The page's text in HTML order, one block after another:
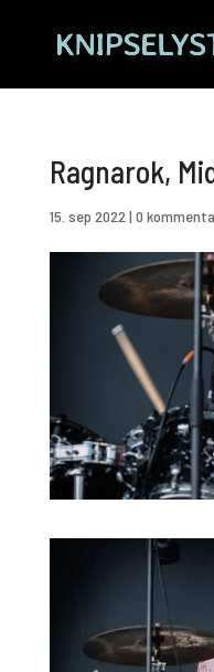
Ragnarok,
15. sep 2022 | 0